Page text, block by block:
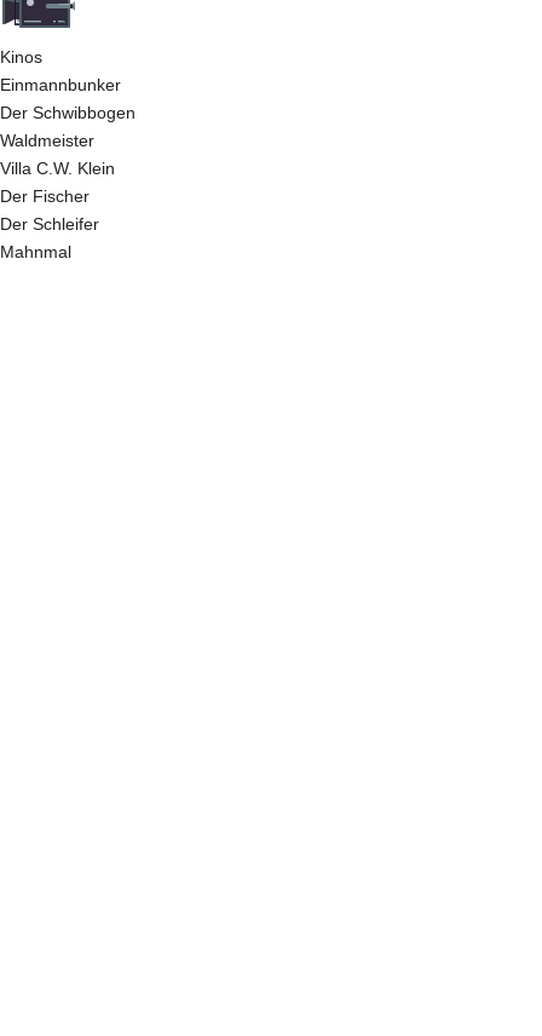
Kinos
Einmannbunker
Der Schwibbogen
Waldmeister
Villa C.W. Klein
Der Fischer
Der Schleifer
Mahnmal